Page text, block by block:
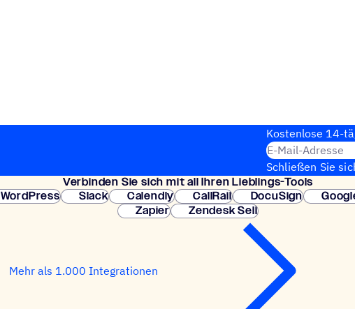
Kosten­lose 14-
E-Mail-Adresse
Schließen Sie
erforderlich.
Verbin­den Sie sich mit all Ihren Lieblings-Tools
WordPress Slack Calendly CallRail DocuSign
Zapier
Zendesk Sell
Mehr als 1.000 Integrationen